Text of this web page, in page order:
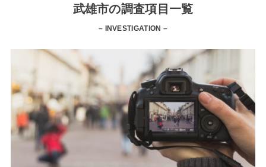
武雄市の調査項目一覧
– INVESTIGATION –